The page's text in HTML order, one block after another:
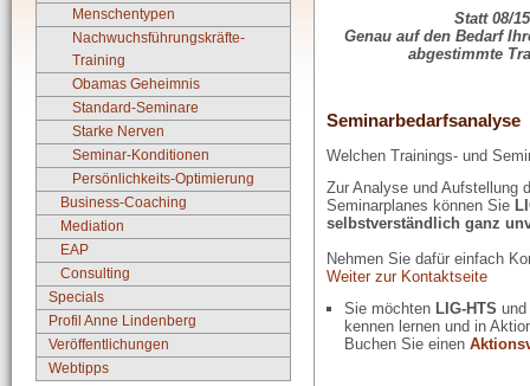
Menschentypen
Nachwuchsführungskräfte-
Training
Obamas Geheimnis
Standard-Seminare
Starke Nerven
Seminar-Konditionen
Persönlichkeits-Optimierung
Business-Coaching
Mediation
EAP
Consulting
Specials
Profil Anne Lindenberg
Veröffentlichungen
Webtipps
Statt 08/
Genau auf den Bedarf
abgestimmte
Seminarbedarfsanalyse
Welchen Trainings- und
Zur Analyse und Aufstellung
Seminarplanes können Sie
selbstverständlich ganz
Nehmen Sie dafür einfach
Weiter zur Kontaktseite
Sie möchten LIG-HTS und
kennen lernen und in
Buchen Sie einen